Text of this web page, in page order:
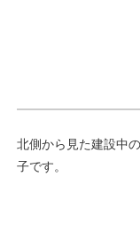
北側から見た建設中
子です。